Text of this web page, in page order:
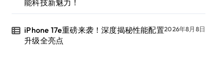
能科技新魅力！
iPhone 17e重磅来袭！深度揭秘性能配置
升级全亮点
2026年8月8日